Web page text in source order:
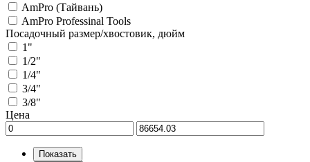
AmPro (Тайвань)
AmPro Professinal Tools
Посадочный размер/хвостовик, дюйм
1"
1/2"
1/4"
3/4"
3/8"
Цена